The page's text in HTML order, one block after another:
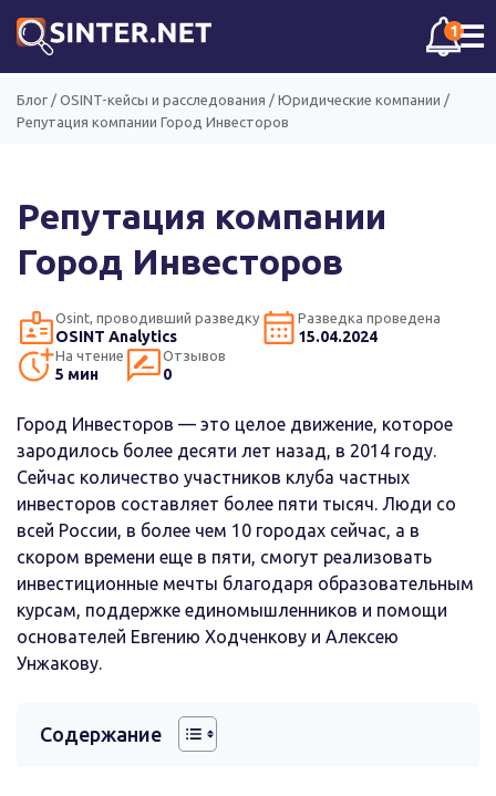
1☰
Блог / OSINT-кейсы и расследования / Юридические компании /
Репутация компании Город Инвесторов
Репутация компании
Город Инвесторов
Osint, проводивший разведку
OSINT Analytics
Разведка проведена
15.04.2024
На чтение
5 мин
Отзывов
0
Город Инвесторов — это целое движение, которое
зародилось более десяти лет назад, в 2014 году.
Сейчас количество участников клуба частных
инвесторов составляет более пяти тысяч. Люди со
всей России, в более чем 10 городах сейчас, а в
скором времени еще в пяти, смогут реализовать
инвестиционные мечты благодаря образовательным
курсам, поддержке единомышленников и помощи
основателей Евгению Ходченкову и Алексею
Унжакову.
Содержание